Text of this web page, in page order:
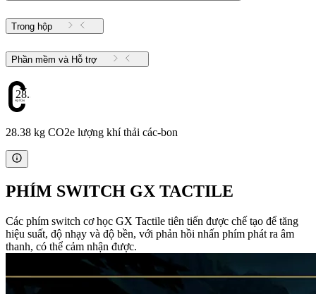
Trong hộp
Phần mềm và Hỗ trợ
28.38
28.38 kg CO2e lượng khí thải các-bon
PHÍM SWITCH GX TACTILE
Các phím switch cơ học GX Tactile tiên tiến được chế tạo để tăng
hiệu suất, độ nhạy và độ bền, với phản hồi nhấn phím phát ra âm
thanh, có thể cảm nhận được.